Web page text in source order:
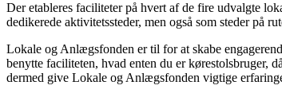
Der etableres faciliteter på hvert af de fire udvalgte
dedikerede aktivitetssteder, men også som steder på
Lokale og Anlægsfonden er til for at skabe
benytte faciliteten, hvad enten du er kørestolsbruger,
dermed give Lokale og Anlægsfonden vigtige